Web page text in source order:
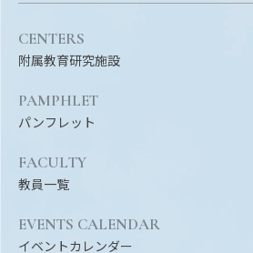
CENTERS
附属教育研究施設
PAMPHLET
パンフレット
FACULTY
教員一覧
EVENTS CALENDAR
イベントカレンダー